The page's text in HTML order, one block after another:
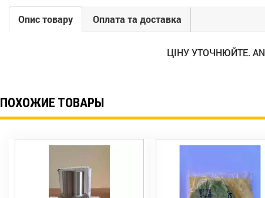
Опис товару Оплата та доставка
ЦІНУ УТОЧНЮЙТЕ.
ПОХОЖИЕ ТОВАРЫ